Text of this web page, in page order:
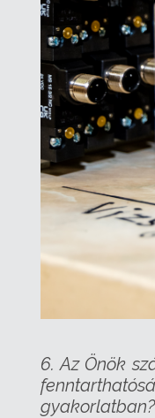
6. Az Önök
gyakorlatban?